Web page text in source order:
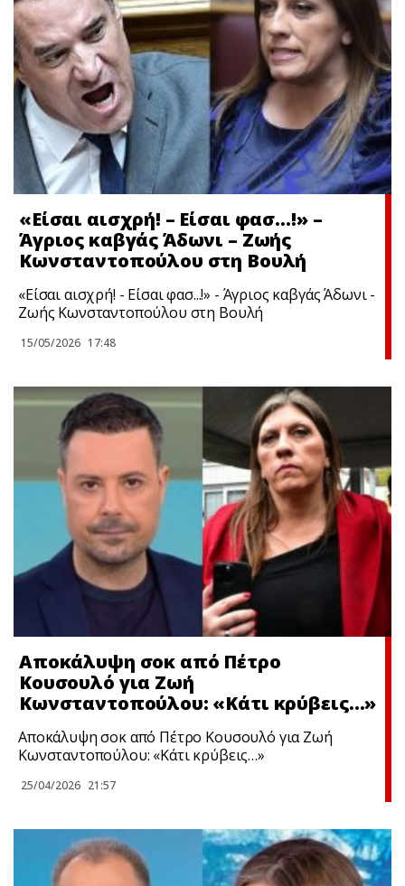
«Είσαι αισχρή! – Είσαι φασ…!» –
Άγριος καβγάς Άδωνι – Ζωής
Κωνσταντοπούλου στη Βουλή
«Είσαι αισχρή! - Είσαι φασ...!» - Άγριος καβγάς Άδωνι -
Ζωής Κωνσταντοπούλου στη Βουλή
15/05/2026 17:48
Αποκάλυψη σoκ από Πέτρο
Κουσουλό για Ζωή
Κωνσταντοπούλου: «Κάτι κρύβεις…»
Αποκάλυψη σoκ από Πέτρο Κουσουλό για Ζωή
Κωνσταντοπούλου: «Κάτι κρύβεις…»
25/04/2026 21:57